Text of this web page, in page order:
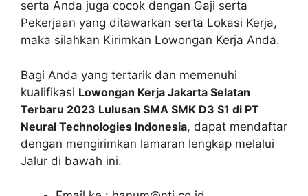
serta Anda juga cocok dengan Gaji serta
Pekerjaan yang ditawarkan serta Lokasi Kerja,
maka silahkan Kirimkan Lowongan Kerja Anda.
Bagi Anda yang tertarik dan memenuhi
kualifikasi Lowongan Kerja Jakarta Selatan
Terbaru 2023 Lulusan SMA SMK D3 S1 di PT
Neural Technologies Indonesia, dapat mendaftar
dengan mengirimkan lamaran lengkap melalui
Jalur di bawah ini.